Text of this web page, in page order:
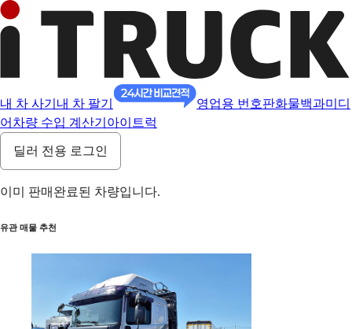
내 차 사기 내 차 팔기 영업용 번호판화물백과미디
어 차량 수입 계산기 아이트럭
딜러 전용 로그인
이미 판매완료된 차량입니다.
유관 매물 추천